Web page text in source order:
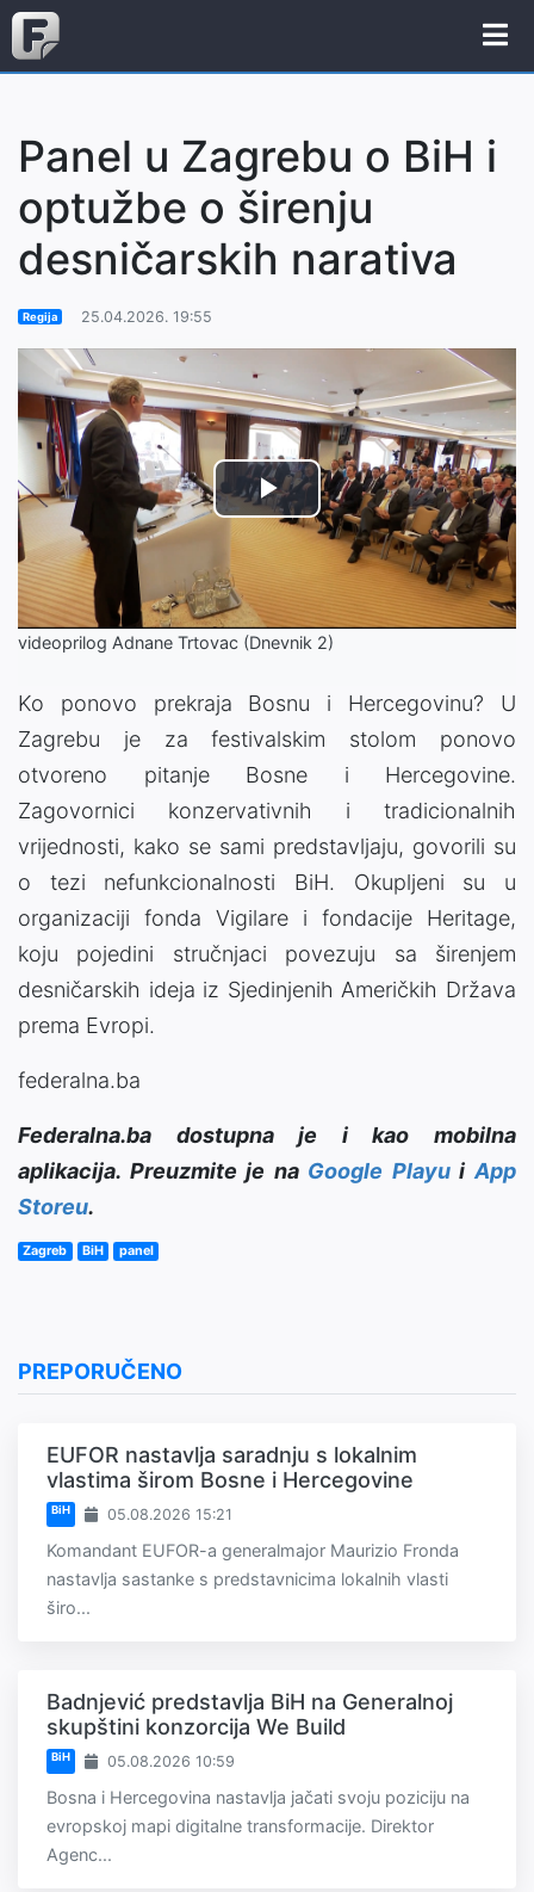
Panel u Zagrebu o BiH i
optužbe o širenju
desničarskih narativa
Regija 25.04.2026. 19:55
Play
Video
videoprilog Adnane Trtovac (Dnevnik 2)
Ko ponovo prekraja Bosnu i Hercegovinu? U
Zagrebu je za festivalskim stolom ponovo
otvoreno pitanje Bosne i Hercegovine.
Zagovornici konzervativnih i tradicionalnih
vrijednosti, kako se sami predstavljaju, govorili su
o tezi nefunkcionalnosti BiH. Okupljeni su u
organizaciji fonda Vigilare i fondacije Heritage,
koju pojedini stručnjaci povezuju sa širenjem
desničarskih ideja iz Sjedinjenih Američkih Država
prema Evropi.
federalna.ba
Federalna.ba dostupna je i kao mobilna
aplikacija. Preuzmite je na Google PlayuiApp
Storeu.
Zagreb BiH panel
PREPORUČENO
EUFOR nastavlja saradnju s lokalnim
vlastima širom Bosne i Hercegovine
BiH 05.08.2026 15:21
Komandant EUFOR-a generalmajor Maurizio Fronda
nastavlja sastanke s predstavnicima lokalnih vlasti
širo...
Badnjević predstavlja BiH na Generalnoj
skupštini konzorcija We Build
BiH 05.08.2026 10:59
Bosna i Hercegovina nastavlja jačati svoju poziciju na
evropskoj mapi digitalne transformacije. Direktor
Agenc...